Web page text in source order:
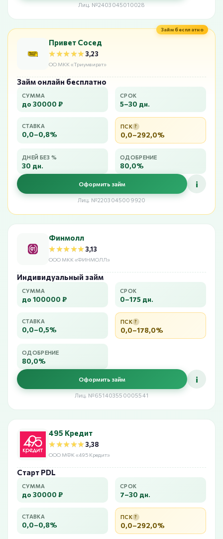
Лиц. №2403045010028
Займ бесплатно
Привет Сосед
★★★★★
★★★★★3,23
ОО МКК «Триумвират»
Займ онлайн бесплатно
СУММА
до 30000 ₽
СРОК
5–30 дн.
СТАВКА
0,0–0,8%
ПСК ?
0,0–292,0%
ДНЕЙ БЕЗ %
30 дн.
ОДОБРЕНИЕ
80,0%
Оформить займ i
Лиц. №2203045009920
Финмолл
★★★★★
★★★★★3,13
ООО МКК «ФИНМОЛЛ»
Индивидуальный займ
СУММА
до 100000 ₽
СРОК
0–175 дн.
СТАВКА
0,0–0,5%
ПСК ?
0,0–178,0%
ОДОБРЕНИЕ
80,0%
Оформить займ i
Лиц. №651403550005541
495 Кредит
★★★★★
★★★★★3,38
ООО МФК «495 Кредит»
Старт PDL
СУММА
до 30000 ₽
СРОК
7–30 дн.
СТАВКА
0,0–0,8%
ПСК ?
0,0–292,0%